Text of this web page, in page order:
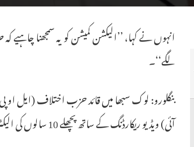
انہوں نے کہا، ’’الیکشن کمیشن کو یہ سمجھنا
لگے‘‘۔
بنگلورو: لوک سبھا میں قائد حزب اختلاف (ایل او
آئی) ویڈیو ریکارڈنگ کے ساتھ پچھلے 10 سالوں کی الیکٹرانک ووٹروں کی فہرست فراہم کرے۔